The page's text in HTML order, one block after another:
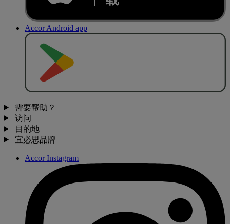
Accor Android app
需要帮助？
访问
目的地
宜必思品牌
Accor Instagram